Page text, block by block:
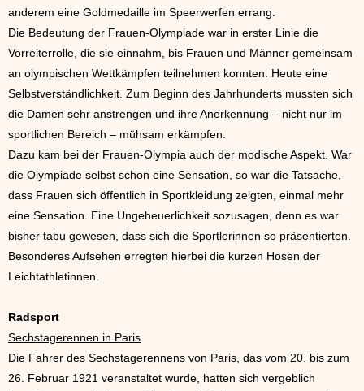
anderem eine Goldmedaille im Speerwerfen errang.
Die Bedeutung der Frauen-Olympiade war in erster Linie die
Vorreiterrolle, die sie einnahm, bis Frauen und Männer gemeinsam
an olympischen Wettkämpfen teilnehmen konnten. Heute eine
Selbstverständlichkeit. Zum Beginn des Jahrhunderts mussten sich
die Damen sehr anstrengen und ihre Anerkennung – nicht nur im
sportlichen Bereich – mühsam erkämpfen.
Dazu kam bei der Frauen-Olympia auch der modische Aspekt. War
die Olympiade selbst schon eine Sensation, so war die Tatsache,
dass Frauen sich öffentlich in Sportkleidung zeigten, einmal mehr
eine Sensation. Eine Ungeheuerlichkeit sozusagen, denn es war
bisher tabu gewesen, dass sich die Sportlerinnen so präsentierten.
Besonderes Aufsehen erregten hierbei die kurzen Hosen der
Leichtathletinnen.
Radsport
Sechstagerennen in Paris
Die Fahrer des Sechstagerennens von Paris, das vom 20. bis zum
26. Februar 1921 veranstaltet wurde, hatten sich vergeblich